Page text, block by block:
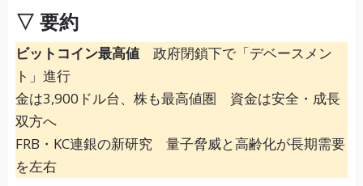
▽ 要約
ビットコイン最高値 政府閉鎖下で「デベースメン
ト」進行
金は3,900ドル台、株も最高値圏 資金は安全・成長
双方へ
FRB・KC連銀の新研究 量子脅威と高齢化が長期需要
を左右